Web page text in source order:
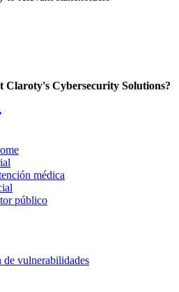
Claroty's Cybersecurity Solutions?
médica
público
vulnerabilidades